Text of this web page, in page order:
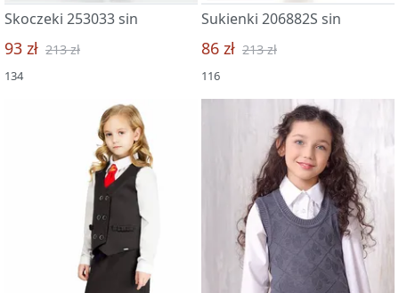
Skoczeki 253033 sin
93 zł 213 zł
134
Sukienki 206882S sin
86 zł 213 zł
116